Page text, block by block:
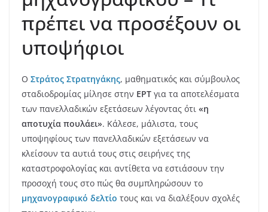
πρέπει να προσέξουν οι
υποψήφιοι
Ο Στράτος Στρατηγάκης, μαθηματικός και σύμβουλος
σταδιοδρομίας μίλησε στην ΕΡΤ για τα αποτελέσματα
των πανελλαδικών εξετάσεων λέγοντας ότι «η
αποτυχία πουλάει». Κάλεσε, μάλιστα, τους
υποψηφίους των πανελλαδικών εξετάσεων να
κλείσουν τα αυτιά τους στις σειρήνες της
καταστροφολογίας και αντίθετα να εστιάσουν την
προσοχή τους στο πώς θα συμπληρώσουν το
μηχανογραφικό δελτίο τους και να διαλέξουν σχολές